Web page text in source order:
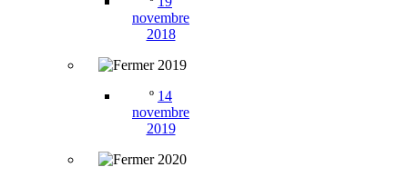
novembre
2018
2019
º 14
novembre
2019
2020